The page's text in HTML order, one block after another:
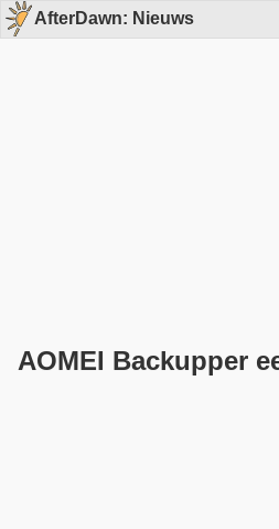
AfterDawn: Nieuws
AOMEI Backupper